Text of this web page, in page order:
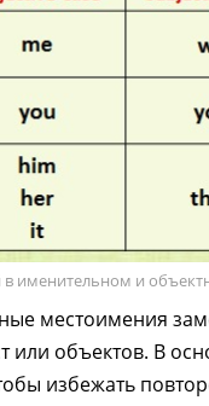
именительном и
местоимения
или объектов. В
избежать